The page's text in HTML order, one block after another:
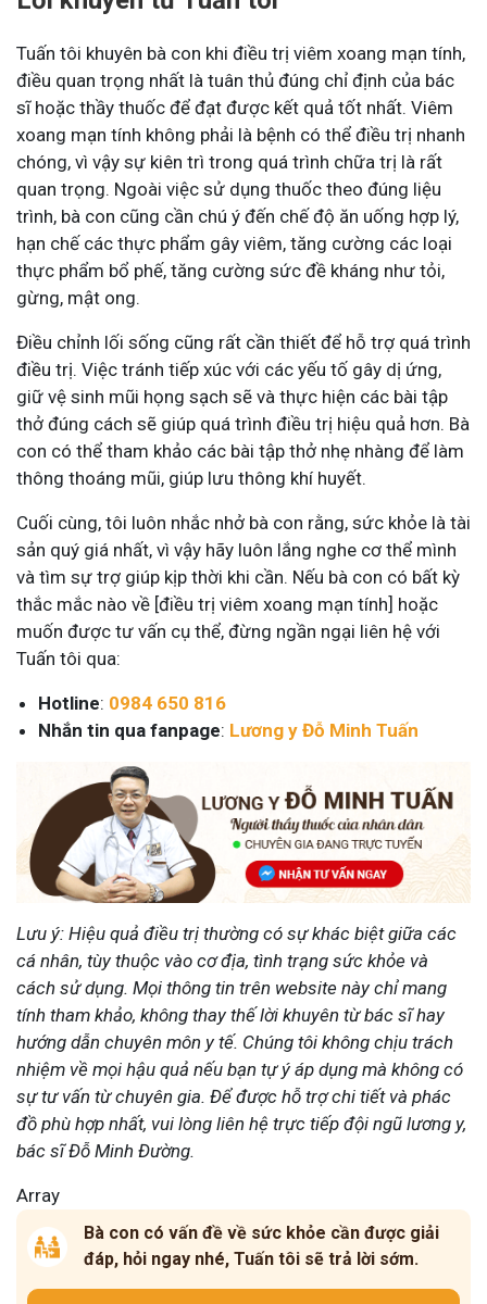
Tuấn tôi khuyên bà con khi điều trị viêm xoang mạn tính,
điều quan trọng nhất là tuân thủ đúng chỉ định của bác
sĩ hoặc thầy thuốc để đạt được kết quả tốt nhất. Viêm
xoang mạn tính không phải là bệnh có thể điều trị nhanh
chóng, vì vậy sự kiên trì trong quá trình chữa trị là rất
quan trọng. Ngoài việc sử dụng thuốc theo đúng liệu
trình, bà con cũng cần chú ý đến chế độ ăn uống hợp lý,
hạn chế các thực phẩm gây viêm, tăng cường các loại
thực phẩm bổ phế, tăng cường sức đề kháng như tỏi,
gừng, mật ong.
Điều chỉnh lối sống cũng rất cần thiết để hỗ trợ quá trình
điều trị. Việc tránh tiếp xúc với các yếu tố gây dị ứng,
giữ vệ sinh mũi họng sạch sẽ và thực hiện các bài tập
thở đúng cách sẽ giúp quá trình điều trị hiệu quả hơn. Bà
con có thể tham khảo các bài tập thở nhẹ nhàng để làm
thông thoáng mũi, giúp lưu thông khí huyết.
Cuối cùng, tôi luôn nhắc nhở bà con rằng, sức khỏe là tài
sản quý giá nhất, vì vậy hãy luôn lắng nghe cơ thể mình
và tìm sự trợ giúp kịp thời khi cần. Nếu bà con có bất kỳ
thắc mắc nào về [điều trị viêm xoang mạn tính] hoặc
muốn được tư vấn cụ thể, đừng ngần ngại liên hệ với
Tuấn tôi qua:
Hotline: 0984 650 816
Nhắn tin qua fanpage: Lương y Đỗ Minh Tuấn
Lưu ý: Hiệu quả điều trị thường có sự khác biệt giữa các
cá nhân, tùy thuộc vào cơ địa, tình trạng sức khỏe và
cách sử dụng. Mọi thông tin trên website này chỉ mang
tính tham khảo, không thay thế lời khuyên từ bác sĩ hay
hướng dẫn chuyên môn y tế. Chúng tôi không chịu trách
nhiệm về mọi hậu quả nếu bạn tự ý áp dụng mà không có
sự tư vấn từ chuyên gia. Để được hỗ trợ chi tiết và phác
đồ phù hợp nhất, vui lòng liên hệ trực tiếp đội ngũ lương y,
bác sĩ Đỗ Minh Đường.
Array
Bà con có vấn đề về sức khỏe cần được giải
đáp, hỏi ngay nhé, Tuấn tôi sẽ trả lời sớm.